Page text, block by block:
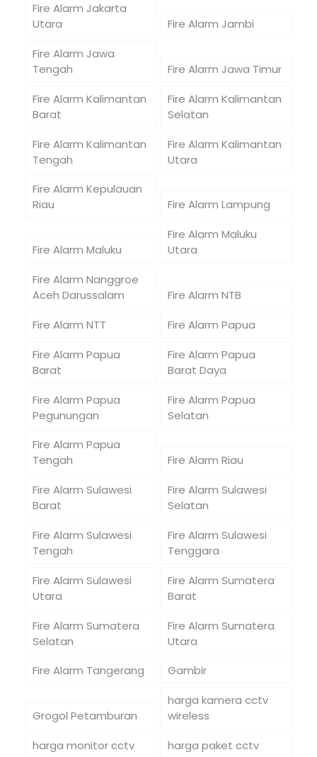
Fire Alarm Jakarta
Utara
Fire Alarm Jambi
Fire Alarm Jawa
Tengah
Fire Alarm Jawa Timur
Fire Alarm Kalimantan
Barat
Fire Alarm Kalimantan
Selatan
Fire Alarm Kalimantan
Tengah
Fire Alarm Kalimantan
Utara
Fire Alarm Kepulauan
Riau
Fire Alarm Lampung
Fire Alarm Maluku
Fire Alarm Maluku
Utara
Fire Alarm Nanggroe
Aceh Darussalam
Fire Alarm NTB
Fire Alarm NTT
Fire Alarm Papua
Fire Alarm Papua
Barat
Fire Alarm Papua
Barat Daya
Fire Alarm Papua
Pegunungan
Fire Alarm Papua
Selatan
Fire Alarm Papua
Tengah
Fire Alarm Riau
Fire Alarm Sulawesi
Barat
Fire Alarm Sulawesi
Selatan
Fire Alarm Sulawesi
Tengah
Fire Alarm Sulawesi
Tenggara
Fire Alarm Sulawesi
Utara
Fire Alarm Sumatera
Barat
Fire Alarm Sumatera
Selatan
Fire Alarm Sumatera
Utara
Fire Alarm Tangerang
Gambir
Grogol Petamburan
harga kamera cctv
wireless
harga monitor cctv
harga paket cctv